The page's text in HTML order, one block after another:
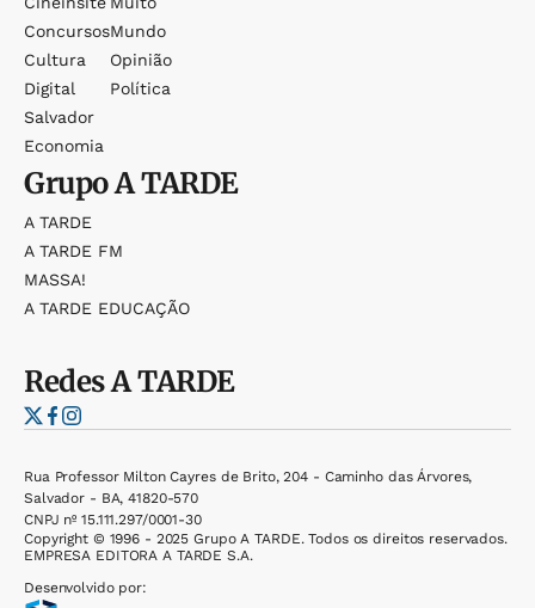
Concursos
Cultura
Digital
Salvador
Economia
Mundo
Opinião
Política
GrupoA TARDE
A TARDE
A TARDE FM
MASSA!
A TARDE EDUCAÇÃO
RedesA TARDE
Rua Professor Milton Cayres de Brito, 204 - Caminho das Árvores,
Salvador - BA, 41820-570
CNPJ nº 15.111.297/0001-30
Copyright © 1996 - 2025 Grupo A TARDE. Todos os direitos reservados.
EMPRESA EDITORA A TARDE S.A.
Desenvolvido por: